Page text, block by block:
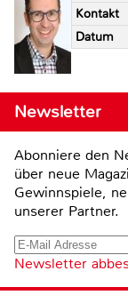
Kontakt
Datum
Newsletter
Abonniere den
über neue
Gewinnspiele,
unserer Partner.
Newsletter